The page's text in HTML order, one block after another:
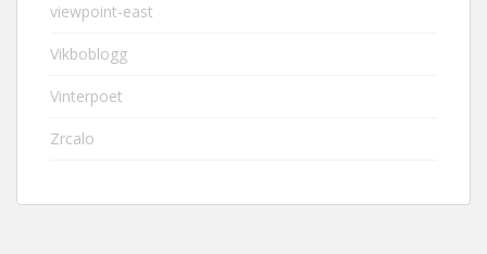
viewpoint-east
Vikboblogg
Vinterpoet
Zrcalo